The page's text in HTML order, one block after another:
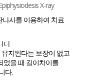
나사를 이용하여 치료
다.
지된다는 보장이 없고
었을 때 길이차이를
다.